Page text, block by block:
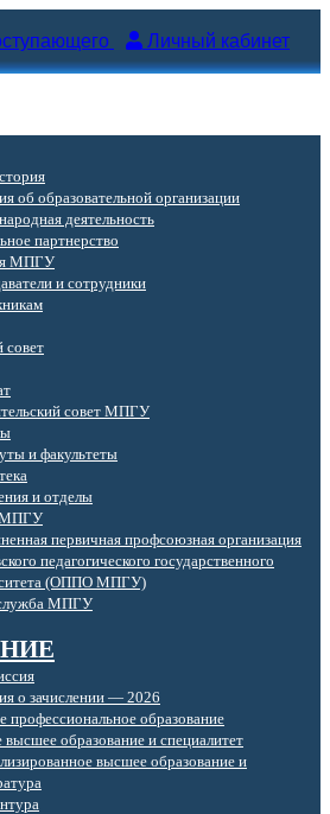
Личный кабинет
об образовательной организации
деятельность
партнерство
МПГУ
и сотрудники
совет МПГУ
и факультеты
и отделы
МПГУ
первичная профсоюзная организация
педагогического государственного
(ОППО МПГУ)
МПГУ
о зачислении — 2026
профессиональное образование
высшее образование и специалитет
высшее образование и